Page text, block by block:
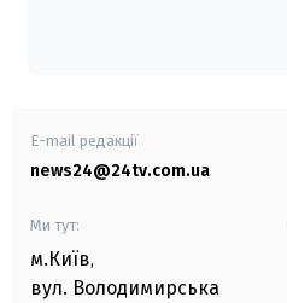
E-mail редакції
news24@24tv.com.ua
Ми тут:
м.Київ,
вул. Володимирська